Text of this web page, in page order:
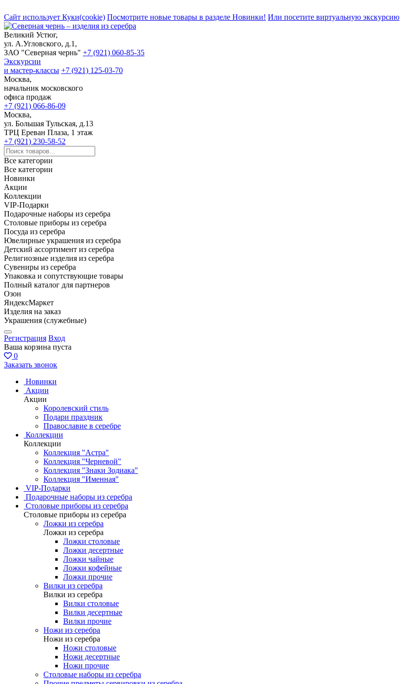
Сайт использует Куки(cookie) Посмотрите новые товары в разделе Новинки! Или посетите виртуальную экскурсию
Великий Устюг,
ул. А.Угловского, д.1,
ЗАО "Северная чернь" +7 (921) 060-85-35
Экскурсии
и мастер-классы +7 (921) 125-03-70
Москва,
начальник московского
офиса продаж
+7 (921) 066-86-09
Москва,
ул. Большая Тульская, д.13
ТРЦ Ереван Плаза, 1 этаж
+7 (921) 230-58-52
Все категории
Все категории
Новинки
Акции
Коллекции
VIP-Подарки
Подарочные наборы из серебра
Столовые приборы из серебра
Посуда из серебра
Ювелирные украшения из серебра
Детский ассортимент из серебра
Религиозные изделия из серебра
Сувениры из серебра
Упаковка и сопутствующие товары
Полный каталог для партнеров
Озон
ЯндексМаркет
Изделия на заказ
Украшения (служебные)
Регистрация Вход
Ваша корзина пуста
0
Заказать звонок
Новинки
Акции
Акции
Королевский стиль
Подари праздник
Православие в серебре
Коллекции
Коллекции
Коллекция "Астра"
Коллекция "Черневой"
Коллекция "Знаки Зодиака"
Коллекция "Именная"
VIP-Подарки
Подарочные наборы из серебра
Столовые приборы из серебра
Столовые приборы из серебра
Ложки из серебра
Ложки из серебра
Ложки столовые
Ложки десертные
Ложки чайные
Ложки кофейные
Ложки прочие
Вилки из серебра
Вилки из серебра
Вилки столовые
Вилки десертные
Вилки прочие
Ножи из серебра
Ножи из серебра
Ножи столовые
Ножи десертные
Ножи прочие
Столовые наборы из серебра